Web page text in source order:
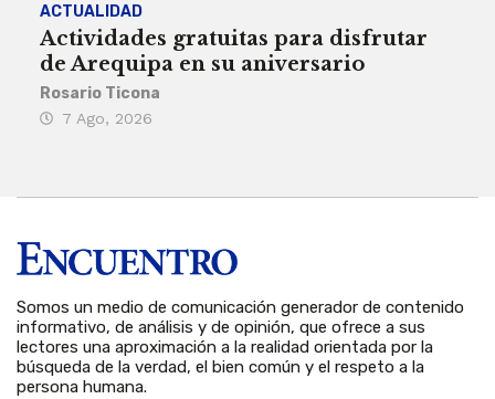
ACTUALIDAD
Actividades gratuitas para disfrutar
de Arequipa en su aniversario
Rosario Ticona
7 Ago, 2026
Somos un medio de comunicación generador de contenido
informativo, de análisis y de opinión, que ofrece a sus
lectores una aproximación a la realidad orientada por la
búsqueda de la verdad, el bien común y el respeto a la
persona humana.